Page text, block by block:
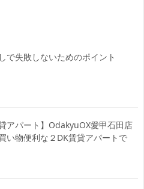
で失敗しないためのポイント
アパート】OdakyuOX愛甲石田店
い物便利な２DK賃貸アパートで